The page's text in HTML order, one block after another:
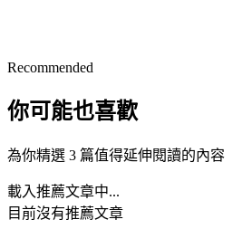
Recommended
你可能也喜歡
為你精選 3 篇值得延伸閱讀的內容
載入推薦文章中...
目前沒有推薦文章